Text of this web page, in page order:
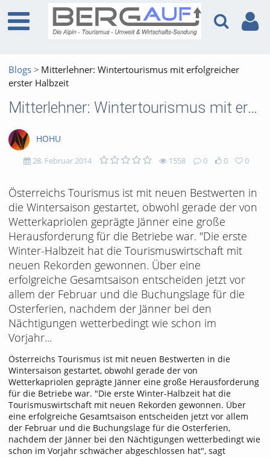
Blogs
Mitterlehner: Wintertourismus mit erfolgreicher
erster Halbzeit
Mitterlehner: Wintertourismus mit erfolgreicher erster Halbzeit
HOHU
28. Februar 2014 1558
1558
views
0
Kommentare
0
likes
0
favorites
Österreichs Tourismus ist mit neuen Bestwerten in
die Wintersaison gestartet, obwohl gerade der von
Wetterkapriolen geprägte Jänner eine große
Herausforderung für die Betriebe war. "Die erste
Winter-Halbzeit hat die Tourismuswirtschaft mit
neuen Rekorden gewonnen. Über eine
erfolgreiche Gesamtsaison entscheiden jetzt vor
allem der Februar und die Buchungslage für die
Osterferien, nachdem der Jänner bei den
Nächtigungen wetterbedingt wie schon im
Vorjahr...
Österreichs Tourismus ist mit neuen Bestwerten in die
Wintersaison gestartet, obwohl gerade der von
Wetterkapriolen geprägte Jänner eine große Herausforderung
für die Betriebe war. "Die erste Winter-Halbzeit hat die
Tourismuswirtschaft mit neuen Rekorden gewonnen. Über
eine erfolgreiche Gesamtsaison entscheiden jetzt vor allem
der Februar und die Buchungslage für die Osterferien,
nachdem der Jänner bei den Nächtigungen wetterbedingt wie
schon im Vorjahr schwächer abgeschlossen hat", sagt